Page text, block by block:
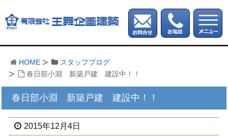
HOME
スタッフブログ
春日部小淵 新築戸建 建設中！！
春日部小淵 新築戸建 建設中！！
2015年12月4日